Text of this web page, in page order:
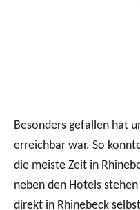
Besonders gefallen hat
erreichbar war. So
die meiste Zeit in
neben den Hotels
direkt in Rhinebeck